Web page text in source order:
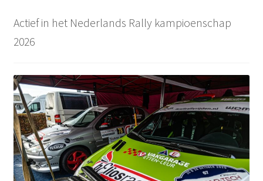
Actief in het Nederlands Rally kampioenschap
2026